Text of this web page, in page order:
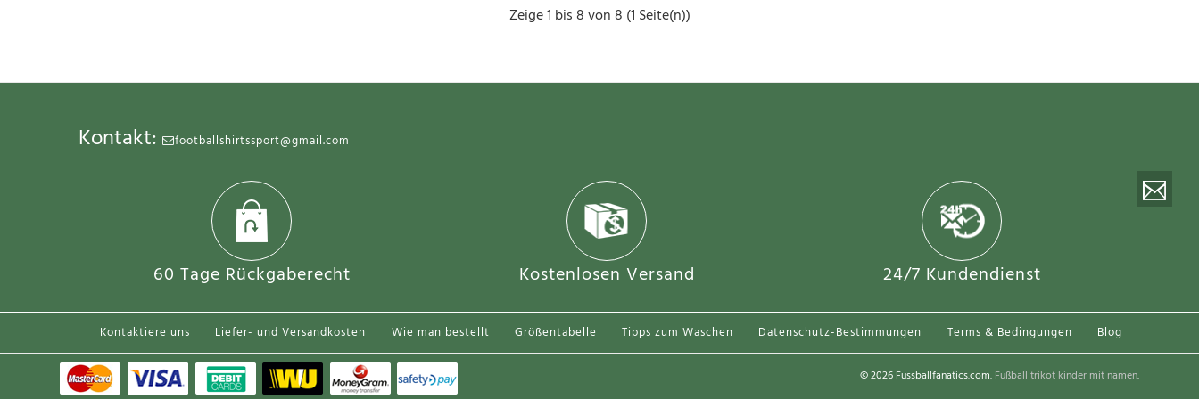
Tschechische Republik Ladislav Krejci #7 Auswärtstrikot für Frauen WM 2026 Kurzarm
..
Zeige 1 bis 8 von 8 (1 Seite(n))
Kontakt: footballshirtssport@gmail.com
60 Tage Rückgaberecht Kostenlosen Versand 24/7 Kundendienst
Kontaktiere uns Liefer- und Versandkosten Wie man bestellt Größentabelle Tipps zum Waschen Datenschutz-Bestimmungen Terms & Bedingungen Blog
© 2026 Fussballfanatics.com. Fußball trikot kinder mit namen.